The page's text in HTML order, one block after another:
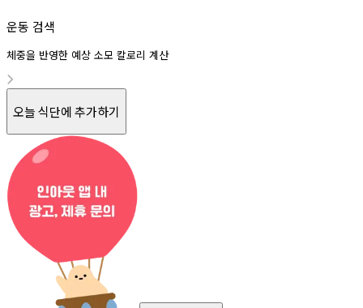
운동 검색
체중을 반영한 예상 소모 칼로리 계산
오늘 식단에 추가하기